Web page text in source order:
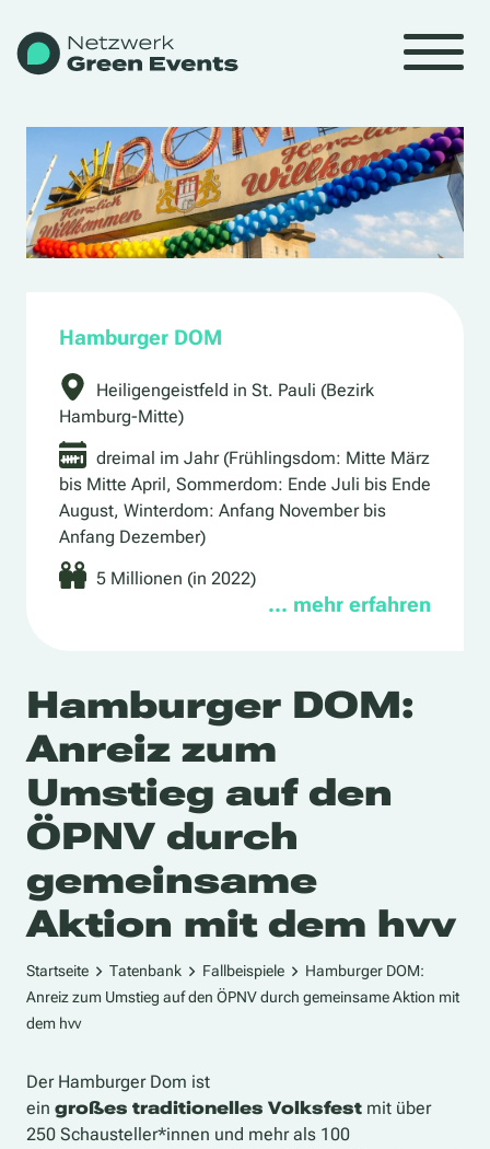
Hamburger DOM
Heiligengeistfeld in St. Pauli (Bezirk
Hamburg-Mitte)
dreimal im Jahr (Frühlingsdom: Mitte März
bis Mitte April, Sommerdom: Ende Juli bis Ende
August, Winterdom: Anfang November bis
Anfang Dezember)
5 Millionen (in 2022)
… mehr erfahren
Hamburger DOM:
Anreiz zum
Umstieg auf den
ÖPNV durch
gemeinsame
Aktion mit dem hvv
Startseite Tatenbank Fallbeispiele
Hamburger DOM:
Anreiz zum Umstieg auf den ÖPNV durch gemeinsame Aktion mit
dem hvv
Der Hamburger Dom ist
ein großes traditionelles Volksfest mit über
250 Schausteller*innen und mehr als 100